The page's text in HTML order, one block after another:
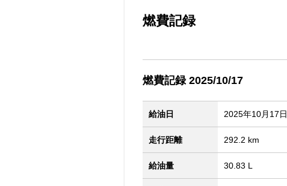
燃費記録
燃費記録 2025/10/17
給油日 2025年10月17日
走行距離 292.2 km
給油量 30.83 L